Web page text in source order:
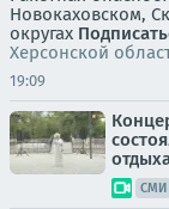
Новокаховском,
округах
Херсонской
19:09
СМИ